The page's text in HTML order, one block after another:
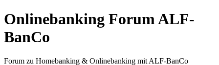
Onlinebanking Forum ALF-
BanCo
Forum zu Homebanking & Onlinebanking mit ALF-BanCo